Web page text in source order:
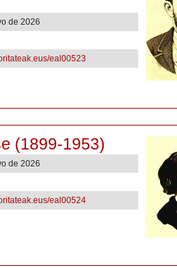
de 2026
eal00523
(1899-1953)
de 2026
eal00524